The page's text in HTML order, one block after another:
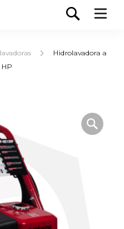
Hidrolavadora a
HP